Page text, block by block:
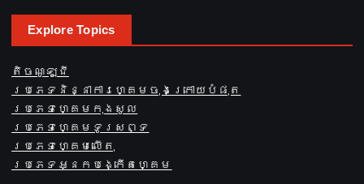
Explore Topics
តិចណូឡូជី
ប្រភេទនិន្នាការហ្គេមចុងក្រោយបំផុត
ប្រភេទហ្គេមកុងសូល
ប្រភេទហ្គេមទូរសព្ទ
ប្រភេទហ្គេមលើតុ
ប្រភេទអ្នកបង្កើតហ្គេម